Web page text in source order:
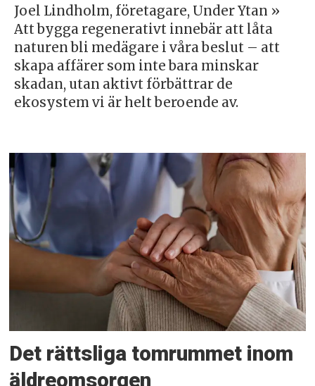
Joel Lindholm, företagare, Under Ytan »
Att bygga regenerativt innebär att låta
naturen bli medägare i våra beslut – att
skapa affärer som inte bara minskar
skadan, utan aktivt förbättrar de
ekosystem vi är helt beroende av.
Det rättsliga tomrummet inom
äldreomsorgen